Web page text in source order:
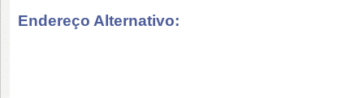
Endereço Alternativo: